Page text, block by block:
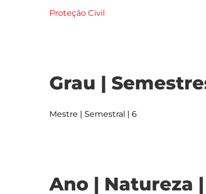
Proteção Civil
Grau |
Mestre | Semestral | 6
Ano | Natureza